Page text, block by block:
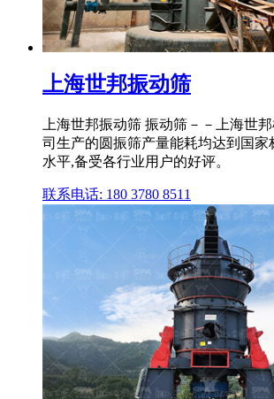
上海世邦振动筛
上海世邦振动筛 振动筛－－上海世
司生产的圆振筛产量能耗均达到国家
水平,备受各行业用户的好评。
联系电话: 180 3780 8511